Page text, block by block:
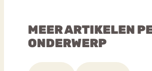
MEER ARTIKELEN
ONDERWERP